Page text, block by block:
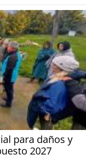
para daños y
2027